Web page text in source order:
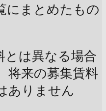
にまとめたもの
は異なる場合
将来の募集賃料
ありません